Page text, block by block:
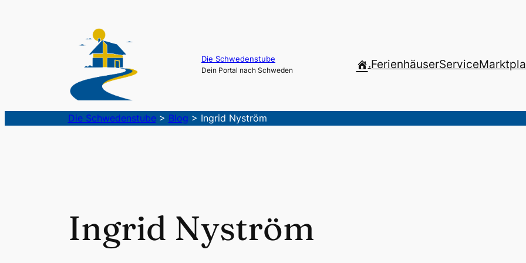
Die Schwedenstube
Dein Portal nach Schweden .FerienhäuserService
Die Schwedenstube> Blog > Ingrid Nyström
Ingrid Nyström